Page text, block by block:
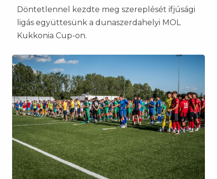
Döntetlennel kezdte meg szereplését ifjúsági
ligás együttesünk a dunaszerdahelyi MOL
Kukkonia Cup-on.